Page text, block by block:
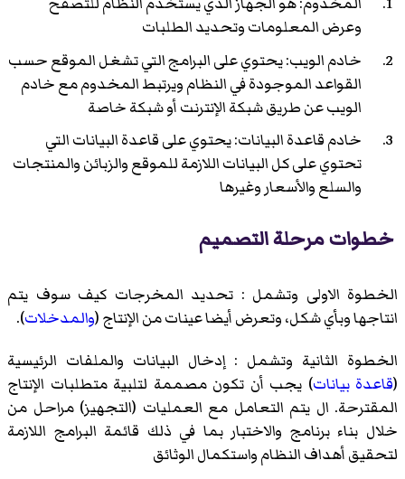
وعرض المعلومات وتحديد الطلبات
خادم الويب: يحتوي على البرامج التي تشغل الموقع حسب
القواعد الموجودة في النظام ويرتبط المخدوم مع خادم
الويب عن طريق شبكة الإنترنت أو شبكة خاصة
خادم قاعدة البيانات: يحتوي على قاعدة البيانات التي
تحتوي على كل البيانات اللازمة للموقع والزبائن والمنتجات
والسلع والأسعار وغيرها
خطوات مرحلة التصميم
الخطوة الاولى وتشمل : تحديد المخرجات كيف سوف يتم
انتاجها وبأي شكل، وتعرض أيضا عينات من الإنتاج (والمدخلات).
الخطوة الثانية وتشمل : إدخال البيانات والملفات الرئيسية
(قاعدة بيانات) يجب أن تكون مصممة لتلبية متطلبات الإنتاج
المقترحة. ال يتم التعامل مع العمليات (التجهيز) مراحل من
خلال بناء برنامج والاختبار بما في ذلك قائمة البرامج اللازمة
لتحقيق أهداف النظام واستكمال الوثائق